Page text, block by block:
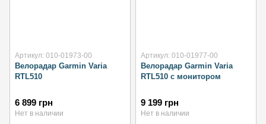
Артикул: 010-01973-00
Велорадар Garmin Varia
RTL510
6 899 грн
Нет в наличии
Артикул: 010-01977-00
Велорадар Garmin Varia
RTL510 с монитором
9 199 грн
Нет в наличии